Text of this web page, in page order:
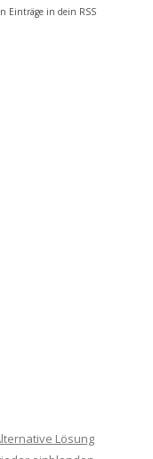
Einträge in dein RSS
Lösung